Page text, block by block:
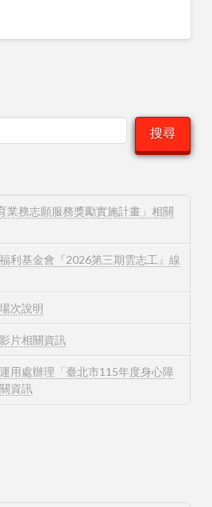
搜尋
業務志願服務獎勵實施計畫」相關
利基金會『2026第三期雲志工』線
次說明
片相關資訊
用處辦理「臺北市115年度身心障
資訊